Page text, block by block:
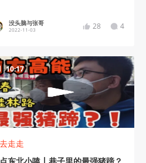
没头脑与张哥
2022-11-03 28 4
10:17
走走
东北小嗑丨巷子里的最强猪蹄？